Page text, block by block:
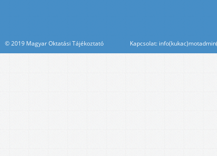
© 2019 Magyar Oktatási Tájékoztató Kapcsolat: